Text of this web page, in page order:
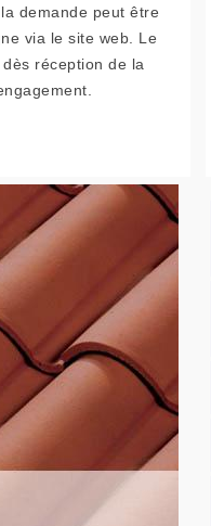
demande peut être
via le site web. Le
réception de la